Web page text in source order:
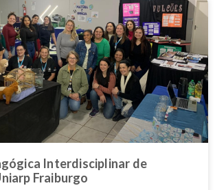
Interdisciplinar de
Fraiburgo